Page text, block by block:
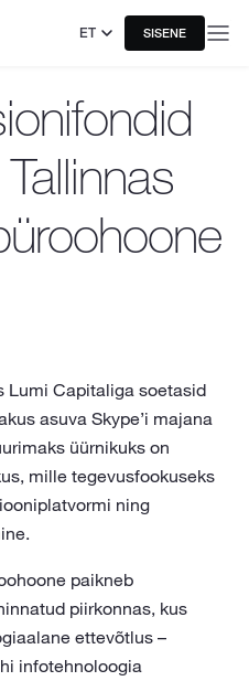
ET SISENE
Lumi Capitaliga soetasid
asuva Skype’i majana
üürnikuks on
mille tegevusfookuseks
ning
paikneb
piirkonnas, kus
ettevõtlus –
infotehnoloogia